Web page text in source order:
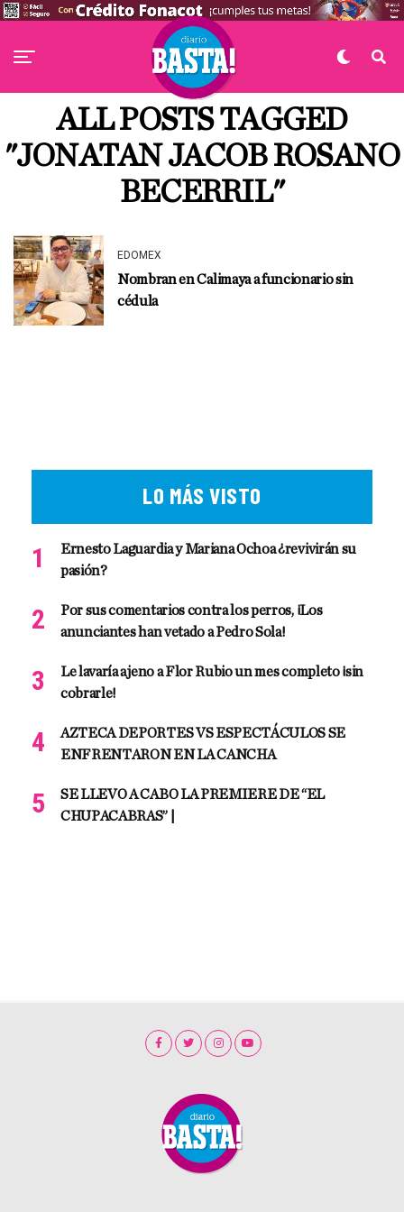
ALL POSTS TAGGED
"JONATAN JACOB ROSANO
BECERRIL"
EDOMEX
Nombran en Calimaya a funcionario sin
cédula
LO MÁS VISTO
Ernesto Laguardia y Mariana Ochoa ¿revivirán su
pasión?
Por sus comentarios contra los perros, ¡Los
anunciantes han vetado a Pedro Sola!
Le lavaría ajeno a Flor Rubio un mes completo ¡sin
cobrarle!
AZTECA DEPORTES VS ESPECTÁCULOS SE
ENFRENTARON EN LA CANCHA
SE LLEVO A CABO LA PREMIERE DE “EL
CHUPACABRAS” |